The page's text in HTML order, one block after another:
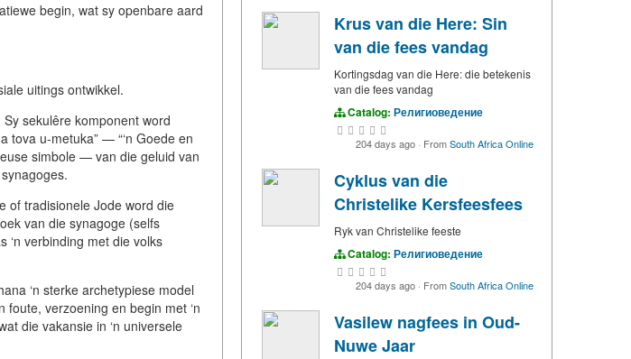
begin, wat sy openbare aard
uitings ontwikkel.
sekulêre komponent word
tova u-metuka” — “‘n Goede en
simbole — van die geluid van
of tradisionele Jode word die
van die synagoge (selfs
‘n verbinding met die volks
‘n sterke archetypiese model
verzoening en begin met ‘n
die vakansie in ‘n universele
Krus van die Here: Sin
van die fees vandag
Kortingsdag van die Here: die betekenis
van die fees vandag
Catalog: Религиоведение
204 days ago · FromSouth Africa Online
Cyklus van die
Christelike Kersfeesfees
Ryk van Christelike feeste
Catalog: Религиоведение
204 days ago · FromSouth Africa Online
Vasilew nagfees in Oud-
Nuwe Jaar